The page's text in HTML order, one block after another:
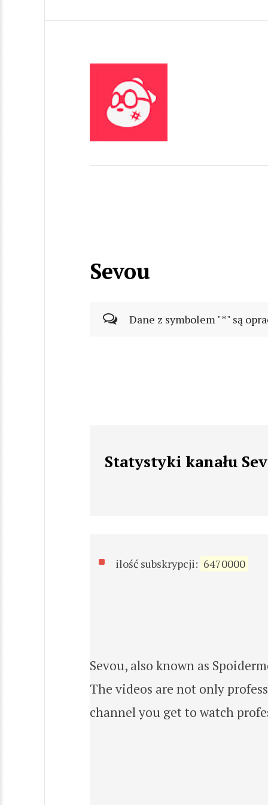
Sevou
Dane z symbolem "*" są
Statystyki kanału
ilość subskrypcji: 6470000
Sevou, also known as
The videos are not only
channel you get to watch